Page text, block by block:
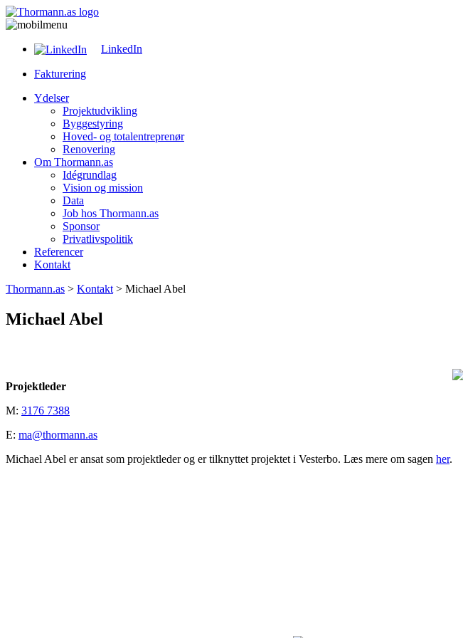
LinkedIn
Fakturering
Ydelser
Projektudvikling
Byggestyring
Hoved- og totalentreprenør
Renovering
Om Thormann.as
Idégrundlag
Vision og mission
Data
Job hos Thormann.as
Sponsor
Privatlivspolitik
Referencer
Kontakt
Thormann.as > Kontakt > Michael Abel
Michael Abel
Projektleder
M: 3176 7388
E: ma@thormann.as
Michael Abel er ansat som projektleder og er tilknyttet projektet i Vesterbo. Læs mere om sagen her.